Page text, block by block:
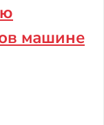
машине